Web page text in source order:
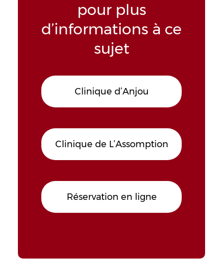
pour plus
d’informations à ce
sujet
Clinique d’Anjou
Clinique de L’Assomption
Réservation en ligne